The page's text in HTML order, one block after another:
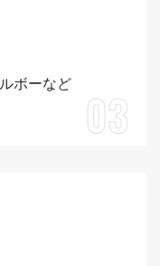
ボーなど
03